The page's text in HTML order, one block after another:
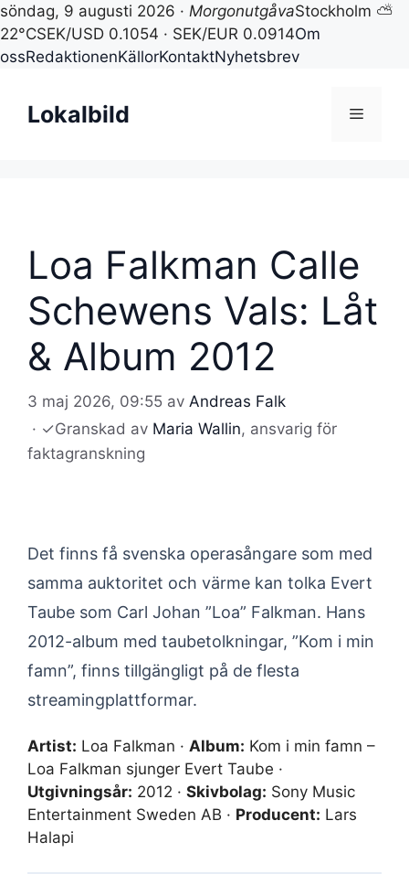
söndag, 9 augusti 2026 · MorgonutgåvaStockholm ⛅
22°CSEK/USD 0.1054 · SEK/EUR 0.0914Om
ossRedaktionenKällorKontaktNyhetsbrev
innehållLokalbild Meny
Loa Falkman Calle
Schewens Vals: Låt
& Album 2012
3 maj 2026, 09:55 av Andreas Falk
· ✓Granskad av Maria Wallin, ansvarig för
faktagranskning
Det finns få svenska operasångare som med
samma auktoritet och värme kan tolka Evert
Taube som Carl Johan ”Loa” Falkman. Hans
2012-album med taubetolkningar, ”Kom i min
famn”, finns tillgängligt på de flesta
streamingplattformar.
Artist: Loa Falkman · Album: Kom i min famn –
Loa Falkman sjunger Evert Taube ·
Utgivningsår: 2012 · Skivbolag: Sony Music
Entertainment Sweden AB · Producent: Lars
Halapi